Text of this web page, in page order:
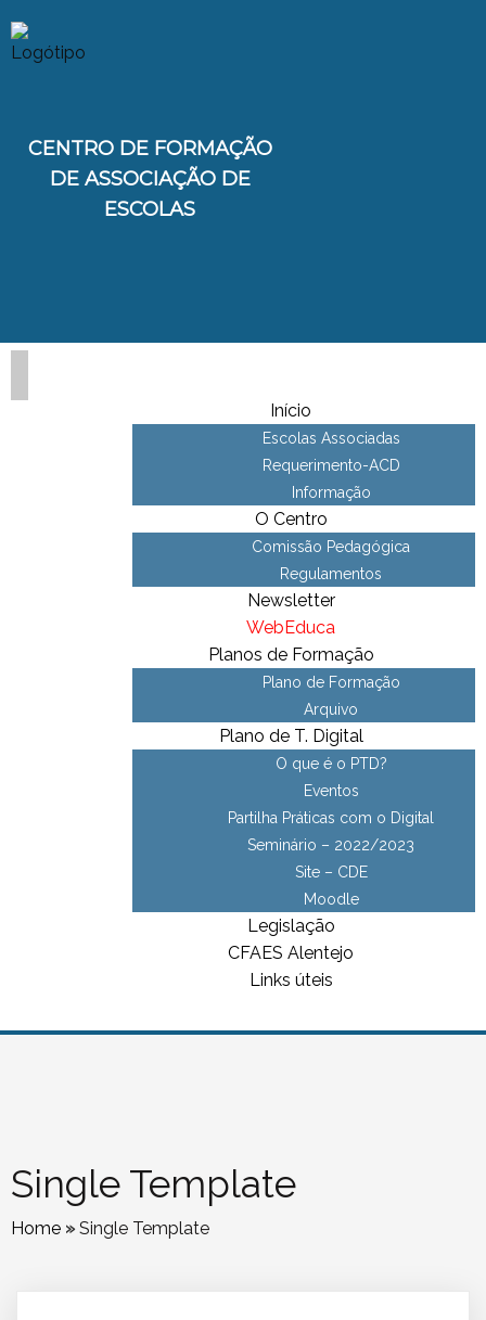
CENTRO DE FORMAÇÃO
DE ASSOCIAÇÃO DE
ESCOLAS
Início
Escolas Associadas
Requerimento-ACD
Informação
O Centro
Comissão Pedagógica
Regulamentos
Newsletter
WebEduca
Planos de Formação
Plano de Formação
Arquivo
Plano de T. Digital
O que é o PTD?
Eventos
Partilha Práticas com o Digital
Seminário – 2022/2023
Site – CDE
Moodle
Legislação
CFAES Alentejo
Links úteis
Single Template
Home »Single Template